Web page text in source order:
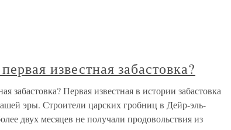
известная забастовка?
забастовка? Первая известная в истории забастовка
эры. Строители царских гробниц в Дейр-эль-
двух месяцев не получали продовольствия из